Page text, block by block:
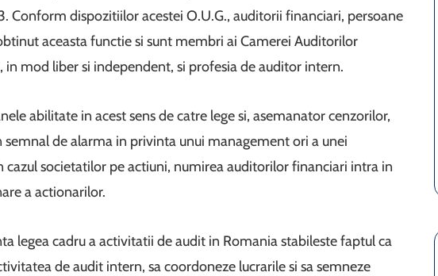
Conform dispozitiilor acestei O.U.G., auditorii financiari, persoane
aceasta functie si sunt membri ai Camerei Auditorilor
mod liber si independent, si profesia de auditor intern.
abilitate in acest sens de catre lege si, asemanator cenzorilor,
de alarma in privinta unui management ori a unei
cazul societatilor pe actiuni, numirea auditorilor financiari intra in
a actionarilor.
legea cadru a activitatii de audit in Romania stabileste faptul ca
de audit intern, sa coordoneze lucrarile si sa semneze